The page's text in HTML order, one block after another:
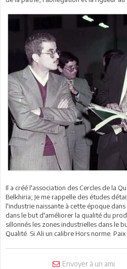
Il a créé l'association des Cercles de la
Belkhiria; Je me rappelle des études
l'industrie naissante à cette époque
dans le but d'améliorer la qualité du
sillonnés les zones industrielles dans le
Qualité. Si Ali un calibre Hors norme. Paix
Envoyer à un ami